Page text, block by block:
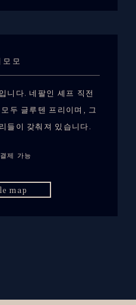
모모
니다. 네팔인 셰프 직전
두 글루텐 프리이며, 그
들이 갖춰져 있습니다.
제 가능
map